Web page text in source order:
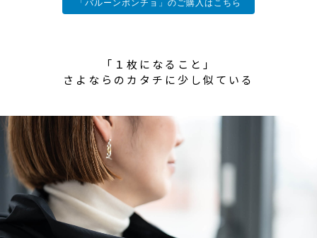
「バルーンポンチョ」のご購入はこちら
「１枚になること」
さよならのカタチに少し似ている